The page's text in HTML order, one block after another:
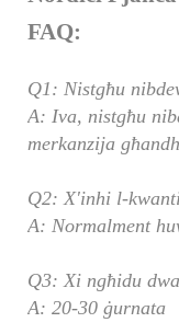
FAQ:
Q1: Nistgħu
A: Iva, nistgħu
merkanzija
Q2: X'inhi l-
A: Normalment
Q3: Xi ngħidu
A: 20-30 ġurnata